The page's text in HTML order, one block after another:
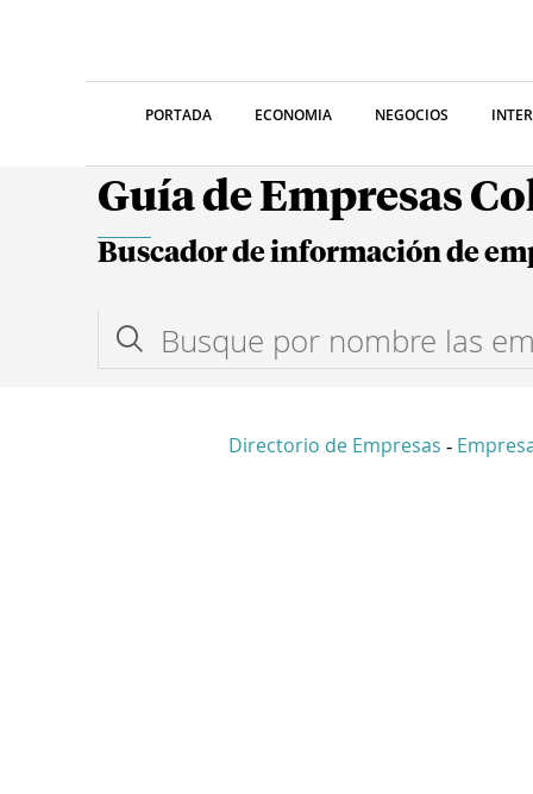
PORTADA ECONOMIA NEGOCIOS
Guía de Empresas
Buscador de información de
Directorio de Empresas -